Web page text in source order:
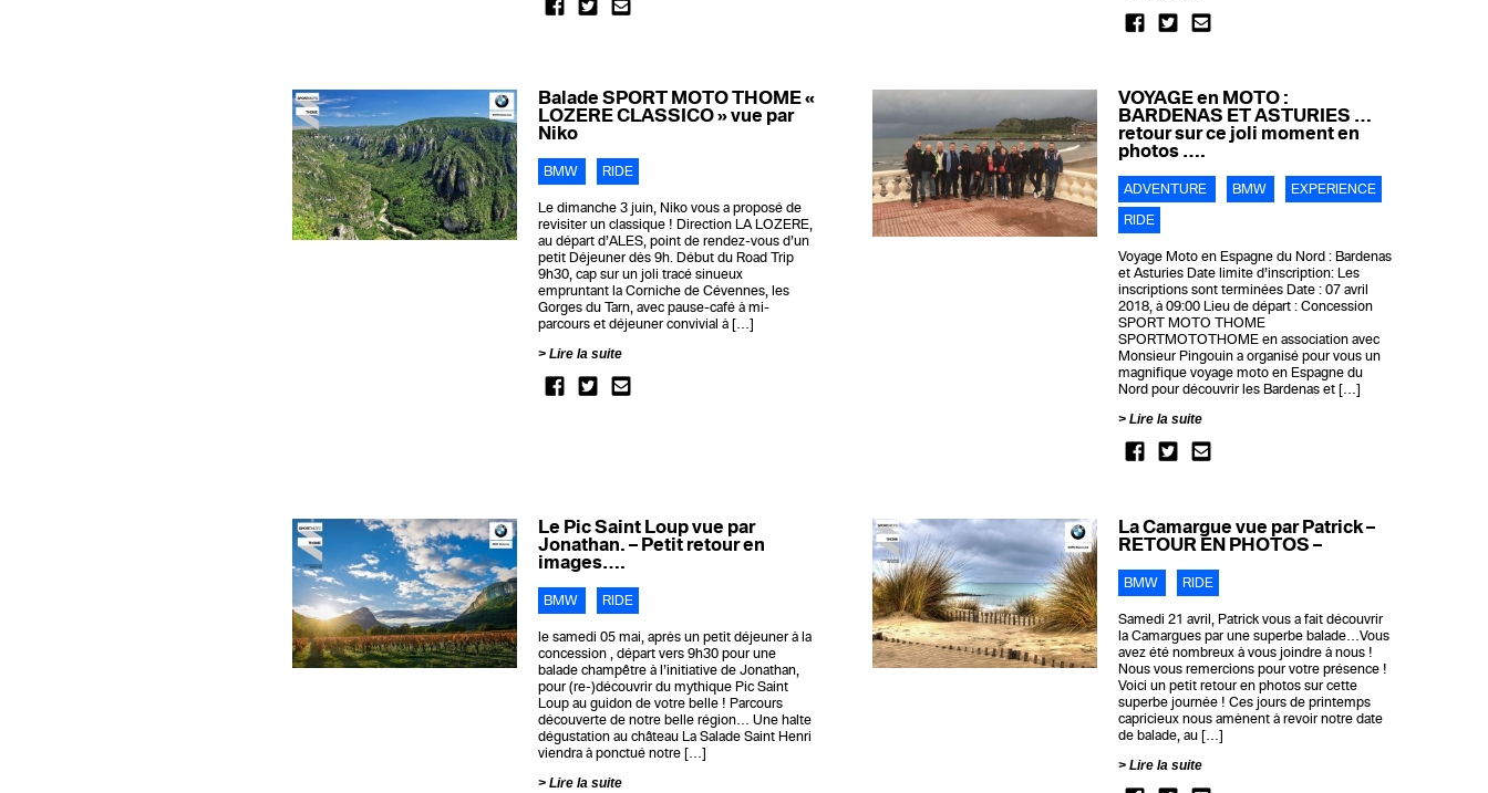
Balade SPORT MOTO THOME «
LOZERE CLASSICO » vue par
Niko
BMW RIDE
Le dimanche 3 juin, Niko vous a proposé de
revisiter un classique ! Direction LA LOZERE,
au départ d’ALES, point de rendez-vous d’un
petit Déjeuner dès 9h. Début du Road Trip
9h30, cap sur un joli tracé sinueux
empruntant la Corniche de Cévennes, les
Gorges du Tarn, avec pause-café à mi-
parcours et déjeuner convivial à […]
Lire la suite
VOYAGE en MOTO :
BARDENAS ET ASTURIES …
retour sur ce joli moment en
photos ….
ADVENTURE BMW
EXPERIENCE
RIDE
Voyage Moto en Espagne du Nord : Bardenas
et Asturies Date limite d’inscription: Les
inscriptions sont terminées Date : 07 avril
2018, à 09:00 Lieu de départ : Concession
SPORT MOTO THOME
SPORTMOTOTHOME en association avec
Monsieur Pingouin a organisé pour vous un
magnifique voyage moto en Espagne du
Nord pour découvrir les Bardenas et […]
Lire la suite
Le Pic Saint Loup vue par
Jonathan. – Petit retour en
images….
BMW RIDE
le samedi 05 mai, après un petit déjeuner à la
concession , départ vers 9h30 pour une
balade champêtre à l’initiative de Jonathan,
pour (re-)découvrir du mythique Pic Saint
Loup au guidon de votre belle ! Parcours
découverte de notre belle région… Une halte
dégustation au château La Salade Saint Henri
viendra à ponctué notre […]
Lire la suite
La Camargue vue par Patrick –
RETOUR EN PHOTOS –
BMW RIDE
Samedi 21 avril, Patrick vous a fait découvrir
la Camargues par une superbe balade…Vous
avez été nombreux à vous joindre à nous !
Nous vous remercions pour votre présence !
Voici un petit retour en photos sur cette
superbe journée ! Ces jours de printemps
capricieux nous amènent à revoir notre date
de balade, au […]
Lire la suite